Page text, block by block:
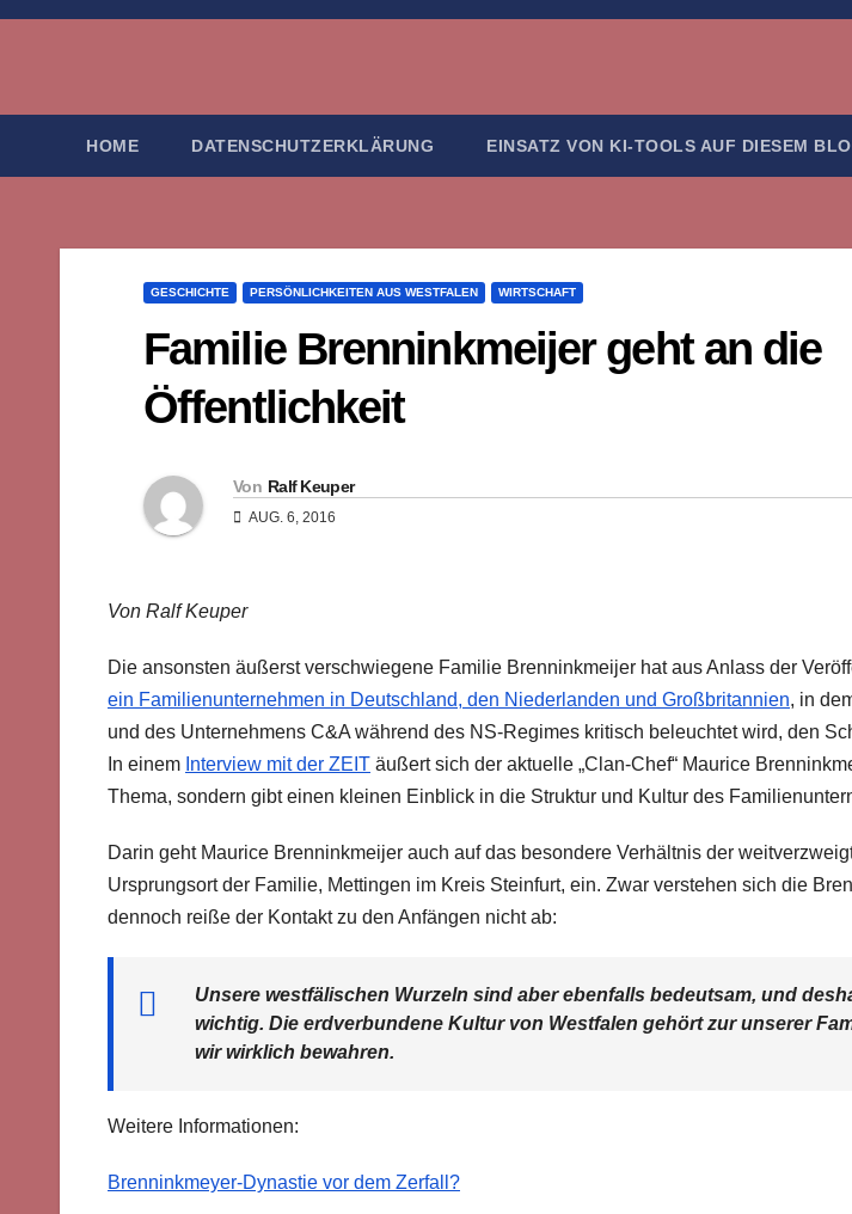
Zum
HOME DATENSCHUTZERKLÄRUNG EINSATZ VON KI-TOOLS AUF DIESEM
GESCHICHTE PERSÖNLICHKEITEN AUS WESTFALEN WIRTSCHAFT
Familie Brenninkmeijer geht an die
Öffentlichkeit
Von Ralf Keuper
AUG. 6, 2016
Von Ralf Keuper
Die ansonsten äußerst verschwiegene Familie Brenninkmeijer hat aus Anlass der
ein Familienunternehmen in Deutschland, den Niederlanden und Großbritannien, in
und des Unternehmens C&A während des NS-Regimes kritisch beleuchtet wird, den
In einem Interview mit der ZEIT äußert sich der aktuelle „Clan-Chef“ Maurice
Thema, sondern gibt einen kleinen Einblick in die Struktur und Kultur des
Darin geht Maurice Brenninkmeijer auch auf das besondere Verhältnis der
Ursprungsort der Familie, Mettingen im Kreis Steinfurt, ein. Zwar verstehen sich die
dennoch reiße der Kontakt zu den Anfängen nicht ab:
Unsere westfälischen Wurzeln sind aber ebenfalls bedeutsam, und
wichtig. Die erdverbundene Kultur von Westfalen gehört zur unserer
wir wirklich bewahren.
Weitere Informationen:
Brenninkmeyer-Dynastie vor dem Zerfall?